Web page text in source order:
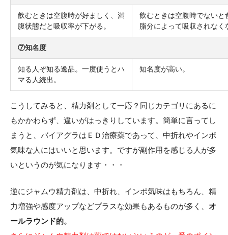
飲むときは空腹時が好ましく、満
腹状態だと吸収率が下がる。
飲むときは空腹時でないと
脂分によって吸収されなく
⑦知名度
知る人ぞ知る逸品。一度使うとハ
マる人続出。
知名度が高い。
こうしてみると、精力剤として一応？同じカテゴリにあるに
もかかわらず、違いがはっきりしています。簡単に言ってし
まうと、バイアグラはＥＤ治療薬であって、中折れやインポ
気味な人にはいいと思います。ですが副作用を感じる人が多
いというのが気になります・・・
逆にジャムウ精力剤は、中折れ、インポ気味はもちろん、精
力増強や感度アップなどプラスな効果もあるものが多く、 オ
ールラウンド的。